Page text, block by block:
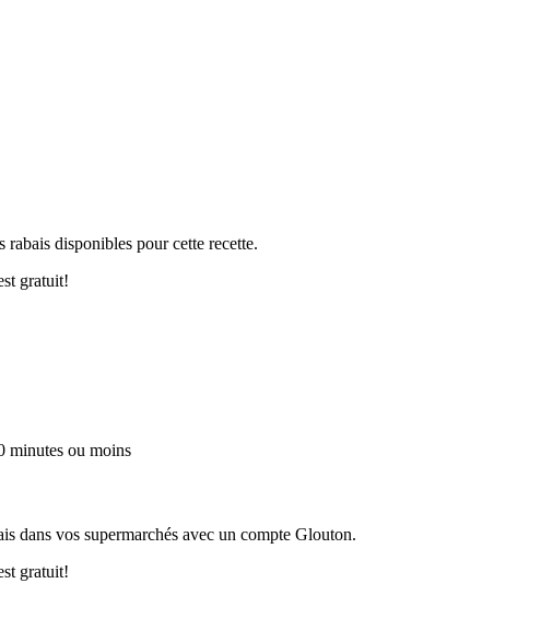
disponibles pour cette recette.
gratuit!
minutes ou moins
dans vos supermarchés avec un compte Glouton.
gratuit!